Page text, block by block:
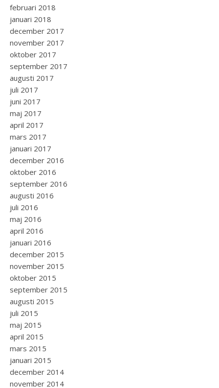
februari 2018
januari 2018
december 2017
november 2017
oktober 2017
september 2017
augusti 2017
juli 2017
juni 2017
maj 2017
april 2017
mars 2017
januari 2017
december 2016
oktober 2016
september 2016
augusti 2016
juli 2016
maj 2016
april 2016
januari 2016
december 2015
november 2015
oktober 2015
september 2015
augusti 2015
juli 2015
maj 2015
april 2015
mars 2015
januari 2015
december 2014
november 2014